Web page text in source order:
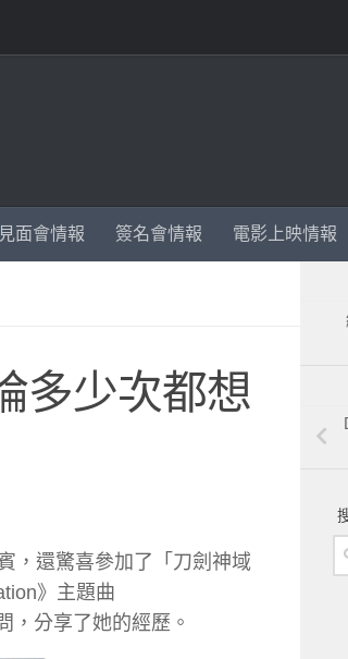
見面會情報 簽名會情報 電影上映情報
多少次都想
，還驚喜參加了「刀劍神域
》主題曲
，分享了她的經歷。